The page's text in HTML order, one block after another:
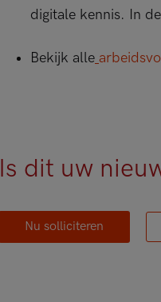
digitale kennis. In
Bekijk alle
Is dit uw
Nu solliciteren